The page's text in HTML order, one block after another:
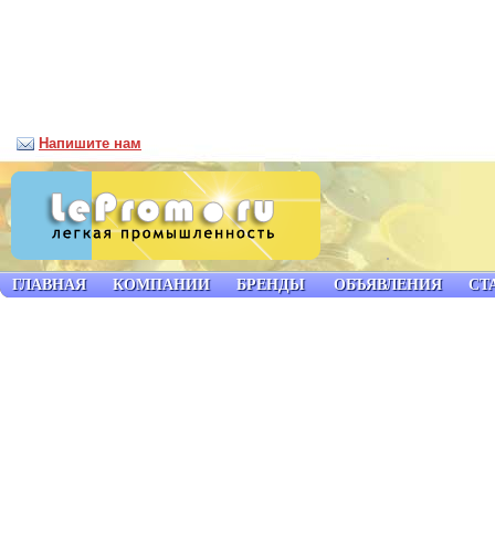
ГЛАВНАЯ КОМПАНИИ БРЕНДЫ ОБЪЯВЛЕНИЯ
Напишите нам